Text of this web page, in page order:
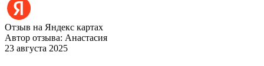
Отзыв на Яндекс картах
Автор отзыва: Анастасия
23 августа 2025